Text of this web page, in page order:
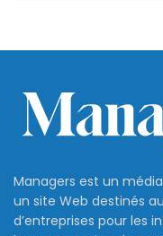
Managers est un
un site Web destinés
d’entreprises pour les